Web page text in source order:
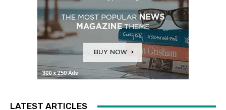
LATEST ARTICLES